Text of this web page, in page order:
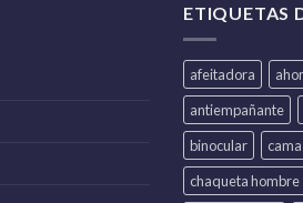
ETIQUETAS
afeitadora
antiempañante
binocular
cama
chaqueta hombre